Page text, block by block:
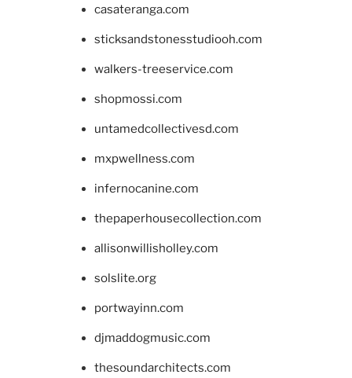
casateranga.com
sticksandstonesstudiooh.com
walkers-treeservice.com
shopmossi.com
untamedcollectivesd.com
mxpwellness.com
infernocanine.com
thepaperhousecollection.com
allisonwillisholley.com
solslite.org
portwayinn.com
djmaddogmusic.com
thesoundarchitects.com